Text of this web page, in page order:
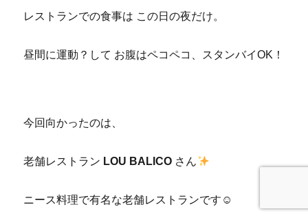
レストランでの食事は この日の夜だけ。
昼間に運動？して お腹はペコペコ、スタンバイOK！
今回向かったのは、
老舗レストラン LOU BALICO さん
ニース料理で有名な老舗レストランです☺